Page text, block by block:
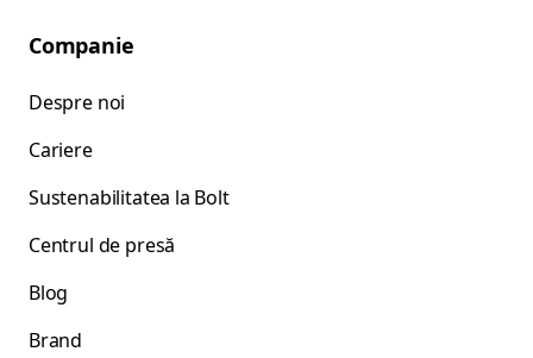
Companie
Despre noi
Cariere
Sustenabilitatea la Bolt
Centrul de presă
Blog
Brand